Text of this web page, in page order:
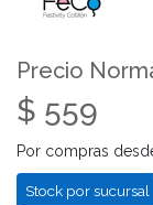
Precio
$ 559
Por compras
Stock por sucursal